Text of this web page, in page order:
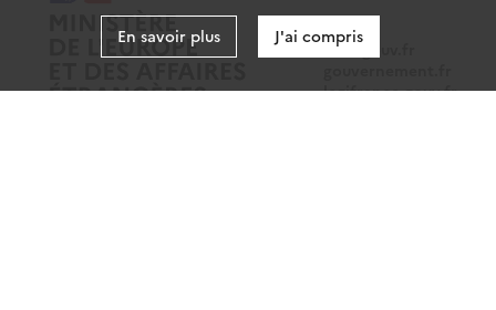
data.gouv.fr
legifrance.gouv.fr
En savoir plus J'ai compris